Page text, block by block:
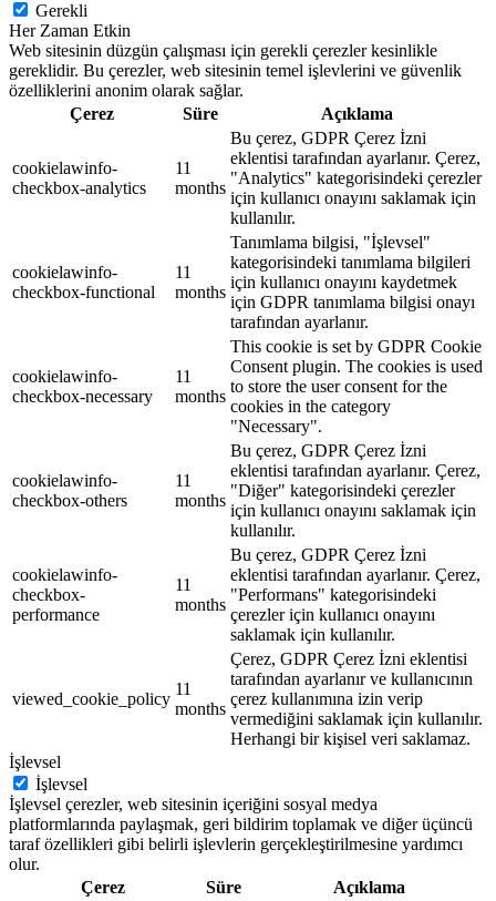
Gerekli
Her Zaman Etkin
Web sitesinin düzgün çalışması için gerekli çerezler kesinlikle
gereklidir. Bu çerezler, web sitesinin temel işlevlerini ve güvenlik
özelliklerini anonim olarak sağlar.
Çerez
Süre Açıklama
cookielawinfo-
checkbox-analytics
11
months
Bu çerez, GDPR Çerez İzni
eklentisi tarafından ayarlanır. Çerez,
"Analytics" kategorisindeki çerezler
için kullanıcı onayını saklamak için
kullanılır.
cookielawinfo-
checkbox-functional
11
months
Tanımlama bilgisi, "İşlevsel"
kategorisindeki tanımlama bilgileri
için kullanıcı onayını kaydetmek
için GDPR tanımlama bilgisi onayı
tarafından ayarlanır.
cookielawinfo-
checkbox-necessary
11
months
This cookie is set by GDPR Cookie
Consent plugin. The cookies is used
to store the user consent for the
cookies in the category
"Necessary".
cookielawinfo-
checkbox-others
11
months
Bu çerez, GDPR Çerez İzni
eklentisi tarafından ayarlanır. Çerez,
"Diğer" kategorisindeki çerezler
için kullanıcı onayını saklamak için
kullanılır.
cookielawinfo-
checkbox-
performance
11
months
Bu çerez, GDPR Çerez İzni
eklentisi tarafından ayarlanır. Çerez,
"Performans" kategorisindeki
çerezler için kullanıcı onayını
saklamak için kullanılır.
viewed_cookie_policy
11
months
Çerez, GDPR Çerez İzni eklentisi
tarafından ayarlanır ve kullanıcının
çerez kullanımına izin verip
vermediğini saklamak için kullanılır.
Herhangi bir kişisel veri saklamaz.
İşlevsel
İşlevsel
İşlevsel çerezler, web sitesinin içeriğini sosyal medya
platformlarında paylaşmak, geri bildirim toplamak ve diğer üçüncü
taraf özellikleri gibi belirli işlevlerin gerçekleştirilmesine yardımcı
olur.
Çerez
Süre Açıklama